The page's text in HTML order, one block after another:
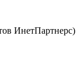
ИнетПартнерс)